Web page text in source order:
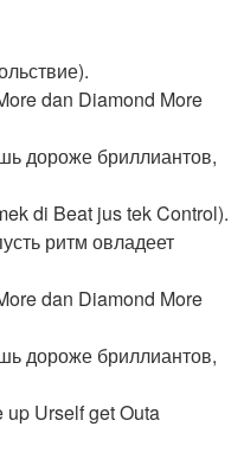
dan Diamond More
дороже бриллиантов,
di Beat jus tek Control).
ритм овладеет
dan Diamond More
дороже бриллиантов,
Urself get Outa